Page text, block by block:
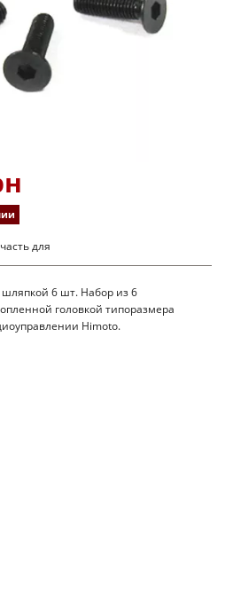
для
6 шт. Набор из 6
головкой типоразмера
Himoto.